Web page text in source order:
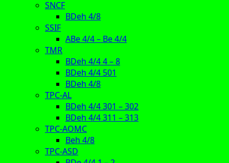
SNCF
BDeh 4/8
SSIF
ABe 4/4 – Be 4/4
TMR
BDeh 4/4 4 – 8
BDeh 4/4 501
BDeh 4/8
TPC-AL
BDeh 4/4 301 – 302
BDeh 4/4 311 – 313
TPC-AOMC
Beh 4/8
TPC-ASD